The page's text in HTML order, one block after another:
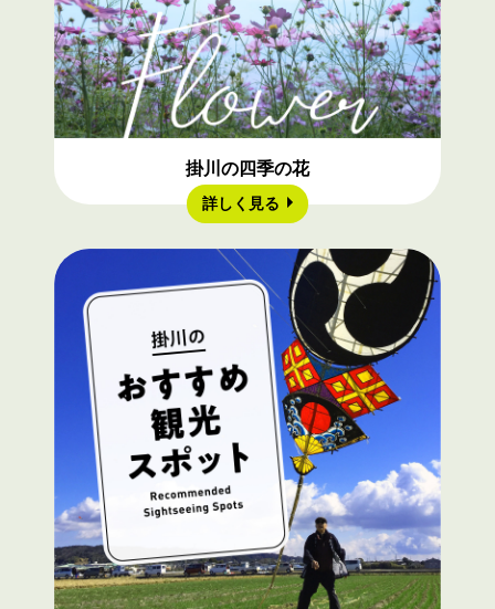
掛川の四季の花
詳しく見る